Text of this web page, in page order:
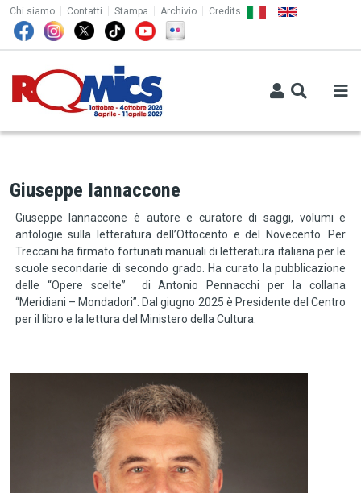
Salta al contenuto principale
TOP MENU
Chi siamo Contatti Stampa Archivio Credits
Giuseppe Iannaccone
Giuseppe Iannaccone è autore e curatore di saggi, volumi e
antologie sulla letteratura dell’Ottocento e del Novecento. Per
Treccani ha firmato fortunati manuali di letteratura italiana per le
scuole secondarie di secondo grado. Ha curato la pubblicazione
delle “Opere scelte” di Antonio Pennacchi per la collana
“Meridiani – Mondadori”. Dal giugno 2025 è Presidente del Centro
per il libro e la lettura del Ministero della Cultura.